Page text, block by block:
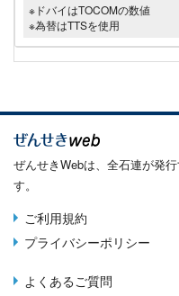
※ドバイはTOCOMの数値
※為替はTTSを使用
ぜんせきWebは、全石連が発
す。
Terms
menu
ご利用規約
プライバシーポリシー
よくあるご質問